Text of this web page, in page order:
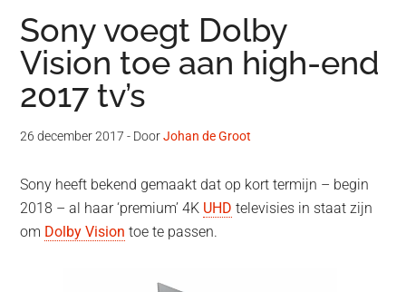
Sony voegt Dolby
Vision toe aan high-end
2017 tv’s
26 december 2017 - DoorJohan de Groot
Sony heeft bekend gemaakt dat op kort termijn – begin
2018 – al haar ‘premium’ 4K UHD televisies in staat zijn
om Dolby Vision toe te passen.